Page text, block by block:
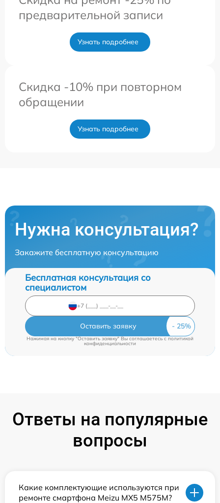
предварительной записи
Узнать подробнее
Скидка -10% при повторном
обращении
Узнать подробнее
Нужна консультация?
Закажите бесплатную консультацию
Бесплатная консультация со
специалистом
Оставить заявку
Нажимая на кнопку "Оставить заявку" Вы соглашаетесь cполитикой
конфиденциальности
Ответы на популярные
вопросы
Какие комплектующие используются при
ремонте смартфона Meizu MX5 M575M?